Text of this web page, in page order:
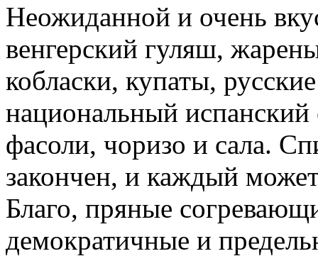
Неожиданной и очень
венгерский гуляш,
кобласки, купаты,
национальный
фасоли, чоризо и сала.
закончен, и каждый
Благо, пряные
демократичные и